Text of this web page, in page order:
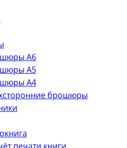
А6
А5
А4
брошюры